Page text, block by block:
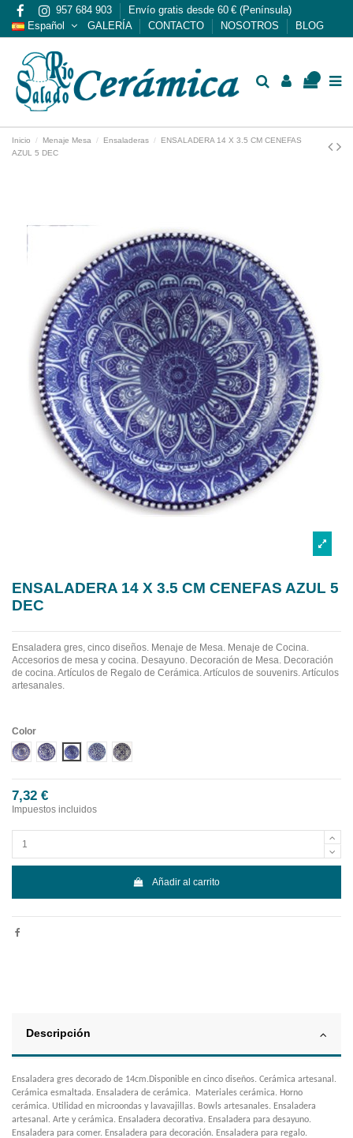
957 684 903
Envío gratis desde 60 € (Península)
Español
GALERÍA CONTACTO NOSOTROS BLOG
Inicio Menaje Mesa Ensaladeras
ENSALADERA 14 X 3.5 CM CENEFAS
AZUL 5 DEC
ENSALADERA 14 X 3.5 CM CENEFAS AZUL 5
DEC
Ensaladera gres, cinco diseños. Menaje de Mesa. Menaje de Cocina.
Accesorios de mesa y cocina. Desayuno. Decoración de Mesa. Decoración
de cocina. Artículos de Regalo de Cerámica. Artículos de souvenirs. Artículos
artesanales.
Color
Diseño 1Diseño 2Diseño 3Diseño 4Diseño 5
7,32 €
Impuestos incluidos
Añadir al carrito
Descripción
Ensaladera gres decorado de 14cm.Disponible en cinco diseños. Cerámica artesanal.
Cerámica esmaltada. Ensaladera de cerámica. Materiales cerámica. Horno
cerámica. Utilidad en microondas y lavavajillas. Bowls artesanales. Ensaladera
artesanal. Arte y cerámica. Ensaladera decorativa. Ensaladera para desayuno.
Ensaladera para comer. Ensaladera para decoración. Ensaladera para regalo.